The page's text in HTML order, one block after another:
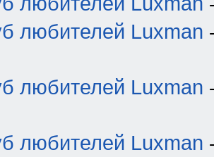
любителей Luxman
любителей Luxman
любителей Luxman